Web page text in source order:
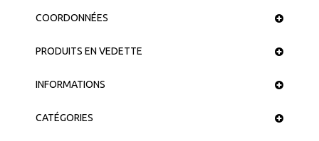
COORDONNÉES
PRODUITS EN VEDETTE
INFORMATIONS
CATÉGORIES